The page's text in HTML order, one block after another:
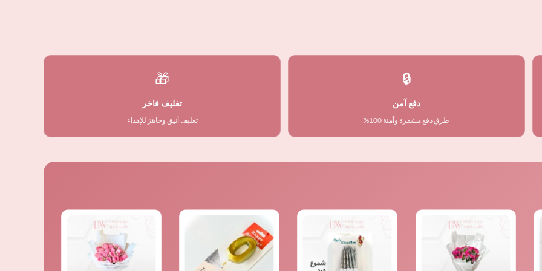
🔒
دفع آمن
طرق دفع مشفرة وآمنة 100%
🎁
تغليف فاخر
تغليف أنيق وجاهز للإهداء
الأصلي
هو:
⃁ 110,00.
السعر